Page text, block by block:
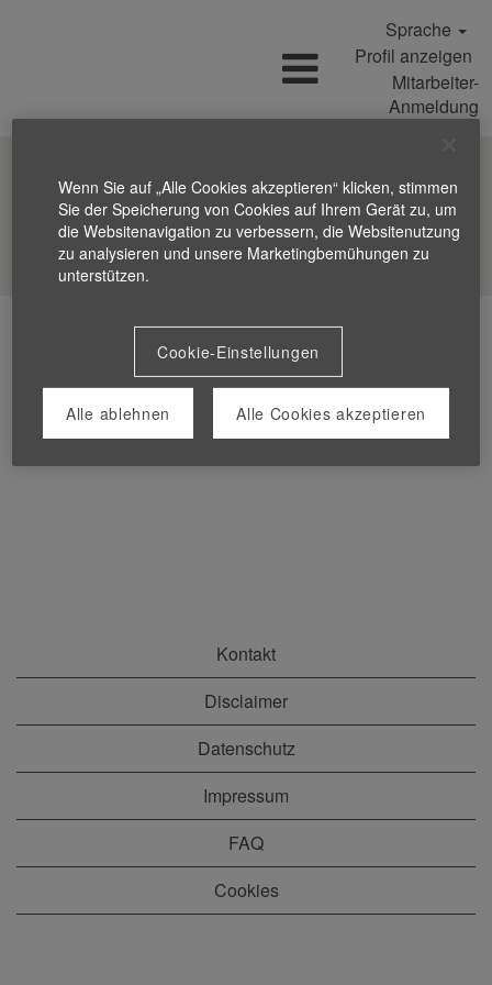
Sprache
Profil anzeigen
Mitarbeiter-
Anmeldung
Stellen suchen
Kontakt
Disclaimer
Datenschutz
Impressum
FAQ
Cookies
Wenn Sie auf „Alle Cookies akzeptieren“ klicken, stimmen
Sie der Speicherung von Cookies auf Ihrem Gerät zu, um
die Websitenavigation zu verbessern, die Websitenutzung
zu analysieren und unsere Marketingbemühungen zu
unterstützen.
Cookie-Einstellungen
Alle ablehnen Alle Cookies akzeptieren